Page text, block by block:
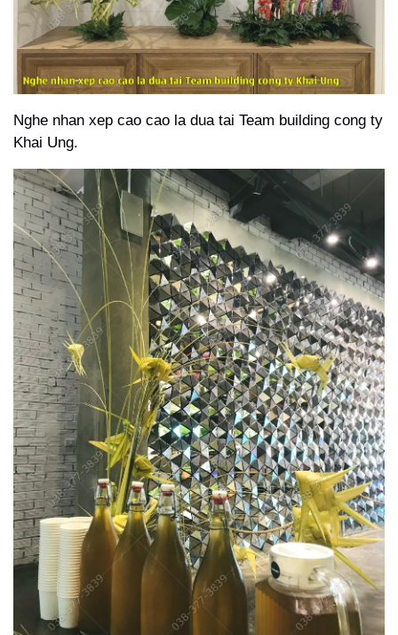
Nghe nhan xep cao cao la dua tai Team building cong ty
Khai Ung.